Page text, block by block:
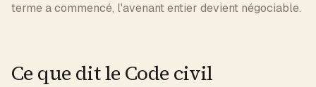
terme a commencé, l'avenant entier devient négociable.
Ce que dit le Code civil